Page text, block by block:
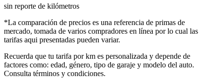
sin reporte de kilómetros
*La comparación de precios es una referencia de primas de
mercado, tomada de varios compradores en línea por lo cual las
tarifas aqui presentadas pueden variar.
Recuerda que tu tarifa por km es personalizada y depende de
factores como: edad, género, tipo de garaje y modelo del auto.
Consulta términos y condiciones.